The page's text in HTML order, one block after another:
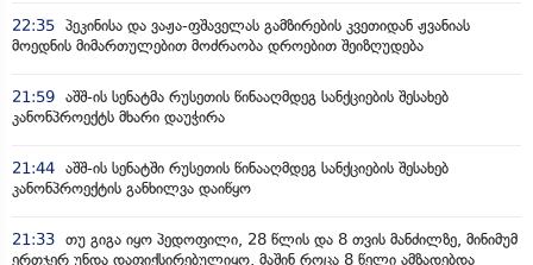
22:35 პეკინისა და ვაჟა-ფშაველას გამზირების კვეთიდან ჟვანიას
მოედნის მიმართულებით მოძრაობა დროებით შეიზღუდება
21:59 აშშ-ის სენატმა რუსეთის წინააღმდეგ სანქციების შესახებ
კანონპროექტს მხარი დაუჭირა
21:44 აშშ-ის სენატში რუსეთის წინააღმდეგ სანქციების შესახებ
კანონპროექტის განხილვა დაიწყო
21:33 თუ გიგა იყო პედოფილი, 28 წლის და 8 თვის მანძილზე, მინიმუმ
ერთჯერ უნდა დაფიქსირებულიყო, მაშინ როცა 8 წელი ამზადებდა